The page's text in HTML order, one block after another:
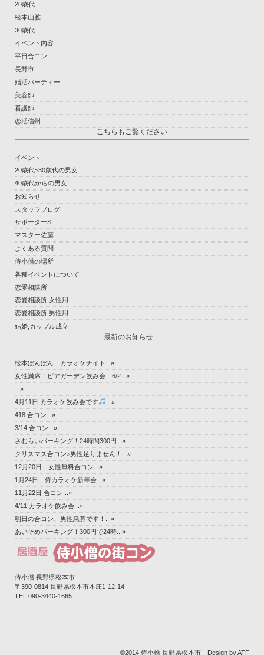
20歳代
松本山雅
30歳代
イベント内容
平日合コン
長野市
婚活パーティー
美容師
看護師
恋活信州
こちらもご覧ください
イベント
20歳代~30歳代の男女
40歳代からの男女
お知らせ
スタッフブログ
サポーターS
マスター佐藤
よくある質問
侍小僧の場所
各種イベントについて
恋愛相談所
恋愛相談所 女性用
恋愛相談所 男性用
結婚,カップル成立
最新のお知らせ
松本ぼんぼん カラオケナイト...»
女性満席！ビアガーデン飲み会 6/2...»
...»
4月11日 カラオケ飲み会です
...»
418 合コン...»
3/14 合コン...»
さむらいパーキング！24時間300円...»
クリスマス合コン♪男性足りません！...»
12月20日 女性無料合コン...»
1月24日 侍カラオケ新年会...»
11月22日 合コン...»
4/11 カラオケ飲み会...»
明日の合コン、男性急募です！...»
あいそめパーキング！300円で24時...»
侍小僧 長野県松本市
〒390-0814 長野県松本市本庄1-12-14‎
TEL 090-3440-1665
©2014 侍小僧 長野県松本市｜Design by ATF